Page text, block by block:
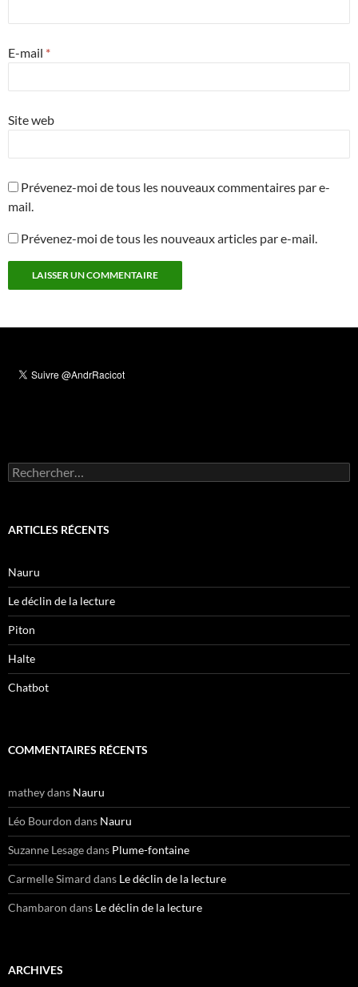
E-mail *
Site web
Prévenez-moi de tous les nouveaux commentaires par e-
mail.
Prévenez-moi de tous les nouveaux articles par e-mail.
Rechercher :
ARTICLES RÉCENTS
Nauru
Le déclin de la lecture
Piton
Halte
Chatbot
COMMENTAIRES RÉCENTS
matheydans Nauru
Léo Bourdon dans Nauru
Suzanne Lesagedans Plume-fontaine
Carmelle Simard dans Le déclin de la lecture
Chambaron dans Le déclin de la lecture
ARCHIVES